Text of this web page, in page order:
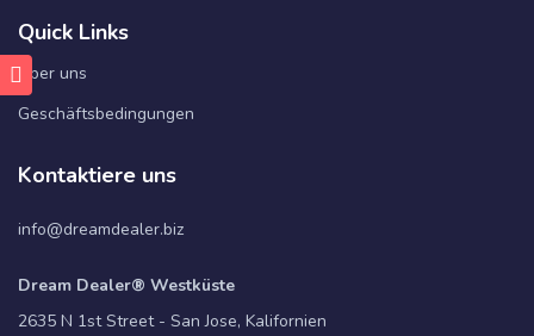
Quick Links
Über uns
Geschäftsbedingungen
Kontaktiere uns
info@dreamdealer.biz
Dream Dealer® Westküste
2635 N 1st Street - San Jose, Kalifornien